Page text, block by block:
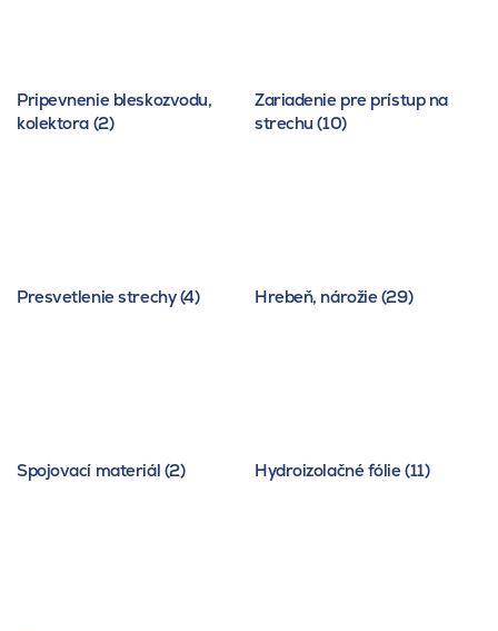
Pripevnenie bleskozvodu,
kolektora (2)
Zariadenie pre prístup na
strechu (10)
Presvetlenie strechy (4) Hrebeň, nárožie (29)
Spojovací materiál (2) Hydroizolačné fólie (11)